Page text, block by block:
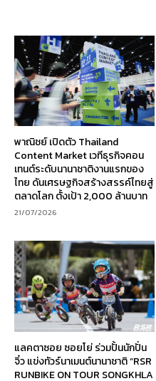
พาณิชย์ เปิดตัว Thailand
Content Market เวทีธุรกิจคอน
เทนต์ระดับนานาชาติงานแรกของ
ไทย ดันเศรษฐกิจสร้างสรรค์ไทยสู่
ตลาดโลก ตั้งเป้า 2,000 ล้านบาท
21/07/2026
แลคตาซอย ซอยโย่ ร่วมปั้นนักปั่น
จิ๋ว แข่งทัวร์นาเมนต์นานาชาติ “RSR
RUNBIKE ON TOUR SONGKHLA